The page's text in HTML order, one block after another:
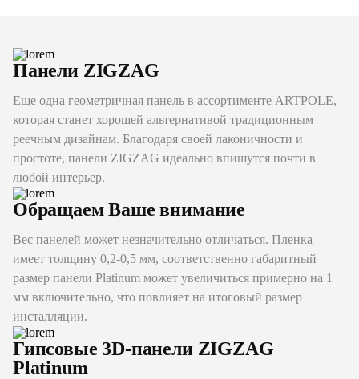
Панели ZIGZAG
Еще одна геометричная панель в ассортименте ARTPOLE,
которая станет хорошей альтернативой традиционным
реечным дизайнам. Благодаря своей лаконичности и
простоте, панели ZIGZAG идеально впишутся почти в
любой интерьер.
Обращаем Ваше внимание
Вес панелей может незначительно отличаться. Пленка
имеет толщину 0,2-0,5 мм, соответственно габаритный
размер панели Platinum может увеличиться примерно на 1
мм включительно, что повлияет на итоговый размер
инсталляции.
Гипсовые 3D-панели ZIGZAG
Platinum